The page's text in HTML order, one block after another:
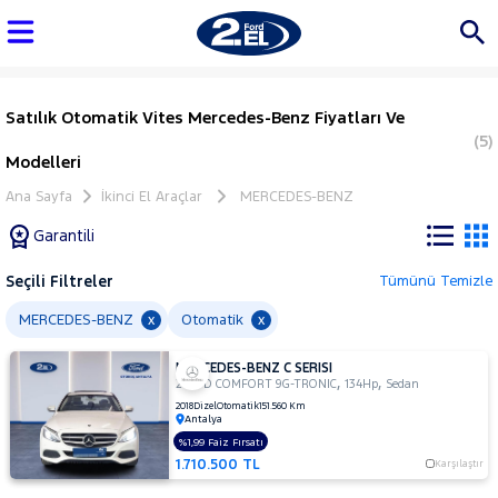
Satılık Otomatik Vites Mercedes-Benz Fiyatları Ve
Modelleri
(5)
Ana Sayfa İkinci El Araçlar MERCEDES-BENZ
Garantili
Tüm
Araçlar
AUDI
BMC
BMW
Seçili Filtreler Tümünü Temizle
MERCEDES-BENZ x Otomatik x
MERCEDES-BENZ C SERISI
200 D COMFORT 9G-TRONIC,134Hp, Sedan
2018DizelOtomatik151.560 Km
Antalya
1.710.500 TL Karşılaştır
%1,99 Faiz Fırsatı